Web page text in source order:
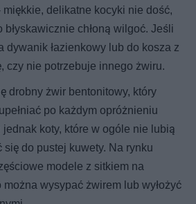
delikatne kocyki nie dość,
błyskawicznie chłoną wilgoć. Jeśli
dywanik łazienkowy lub do kosza z
czy nie potrzebuje innego żwiru.
drobny żwir bentonitowy, który
po każdym opróżnieniu
jednak koty, które w ogóle nie lubią
się do pustej kuwety. Na rynku
modele z sitkiem na
wysypać żwirem lub wyłożyć